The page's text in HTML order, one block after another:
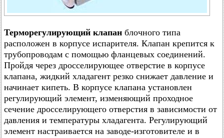
Терморегулирующий клапан блочного типа
расположен в корпусе испарителя. Клапан крепится к
трубопроводам с помощью фланцевых соединений.
Пройдя через дросселирующее отверстие в корпусе
клапана, жидкий хладагент резко снижает давление и
начинает кипеть. В корпусе клапана установлен
регулирующий элемент, изменяющий проходное
сечение дросселирующего отверстия в зависимости от
давления и температуры хладагента. Регулирующий
элемент настраивается на заводе-изготовителе и в